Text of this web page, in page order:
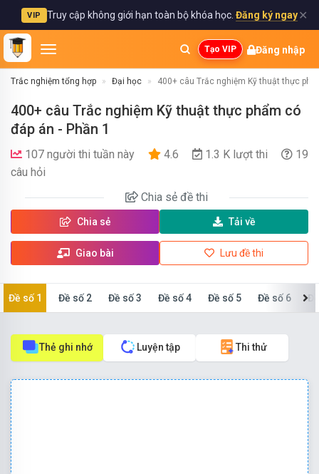
VIP Truy cập không giới hạn toàn bộ khóa học. Đăng ký ngay✕
Tạo VIP Đăng nhập
Trắc nghiệm tổng hợp Đại học 400+ câu Trắc nghiệm Kỹ thuật thực
400+ câu Trắc nghiệm Kỹ thuật thực phẩm có
đáp án - Phần 1
107 người thi tuần này 4.6 1.3 K lượt thi
19
câu hỏi
Chia sẻ đề thi
Chia sẻ
Giao bài
Tải về
Lưu đề thi
Đề số 1 Đề số 2 Đề số 3 Đề số 4 Đề số 5 Đề số 6
Thẻ ghi nhớ Luyện tập Thi thử